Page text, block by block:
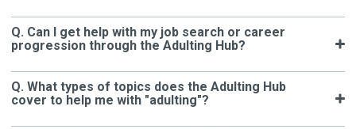
Q. Can I get help with my job search or career
progression through the Adulting Hub?
Q. What types of topics does the Adulting Hub
cover to help me with "adulting"?